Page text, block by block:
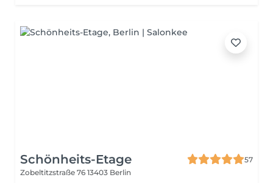
Schönheits-Etage
57
Zobeltitzstraße 76 13403 Berlin